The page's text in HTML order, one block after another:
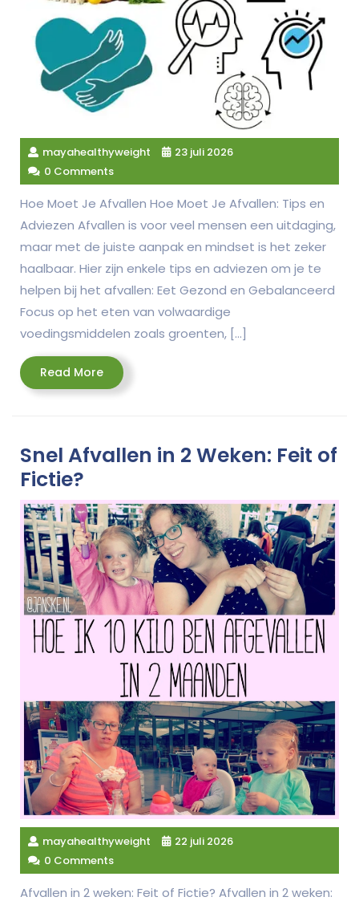
mayahealthyweight
23 juli 2026
0 Comments
Hoe Moet Je Afvallen Hoe Moet Je Afvallen: Tips en
Adviezen Afvallen is voor veel mensen een uitdaging,
maar met de juiste aanpak en mindset is het zeker
haalbaar. Hier zijn enkele tips en adviezen om je te
helpen bij het afvallen: Eet Gezond en Gebalanceerd
Focus op het eten van volwaardige
voedingsmiddelen zoals groenten, […]
Read MoreRead
More
Snel Afvallen in 2 Weken: Feit of
Fictie?
mayahealthyweight
22 juli 2026
0 Comments
Afvallen in 2 weken: Feit of Fictie? Afvallen in 2 weken: